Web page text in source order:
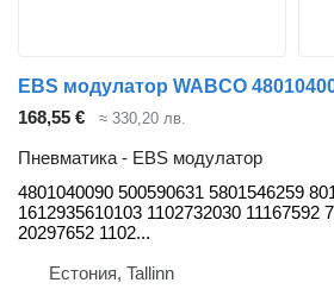
168,55 € ≈ 330,20 лв.
Пневматика - EBS модулатор
4801040090 500590631 5801546259
1612935610103 1102732030 11167592
20297652 1102...
Естония, Tallinn